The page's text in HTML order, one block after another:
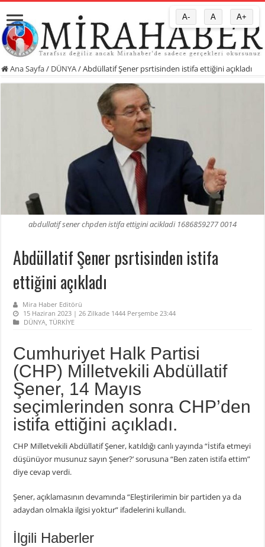
Ana Sayfa/ DÜNYA/Abdüllatif Şener psrtisinden istifa ettiğini açıkladı
abdullatif sener chpden istifa ettigini acikladi 1686859277 0014
Abdüllatif Şener psrtisinden istifa
ettiğini açıkladı
Mira Haber Editörü
15 Haziran 2023 | 26 Zilkade 1444 Perşembe 23:44
DÜNYA,TÜRKİYE
Cumhuriyet Halk Partisi
(CHP) Milletvekili Abdüllatif
Şener, 14 Mayıs
seçimlerinden sonra CHP’den
istifa ettiğini açıkladı.
CHP Milletvekili Abdüllatif Şener, katıldığı canlı yayında “İstifa etmeyi
düşünüyor musunuz sayın Şener?’ sorusuna “Ben zaten istifa ettim”
diye cevap verdi.
Şener, açıklamasının devamında “Eleştirilerimin bir partiden ya da
adaydan olmakla ilgisi yoktur” ifadelerini kullandı.
İlgili Haberler
A- A A+